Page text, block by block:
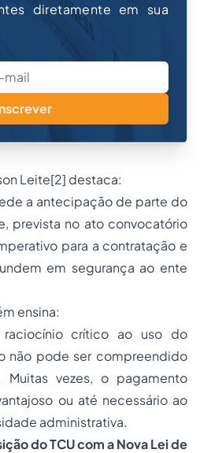
diretamente em sua
Leite[2] destaca:
a antecipação de parte do
prevista no ato convocatório
para a contratação e
em segurança ao ente
ensina:
crítico ao uso do
não pode ser compreendido
Muitas vezes, o pagamento
ou até necessário ao
administrativa.
do TCU com a Nova Lei de